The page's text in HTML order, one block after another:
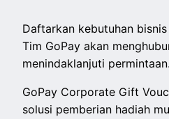
Daftarkan kebutuhan
Tim GoPay akan
menindaklanjuti permintaan.
GoPay Corporate Gift
solusi pemberian hadiah